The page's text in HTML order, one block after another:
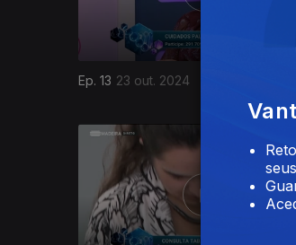
Ep. 13 23 out. 2024
759470